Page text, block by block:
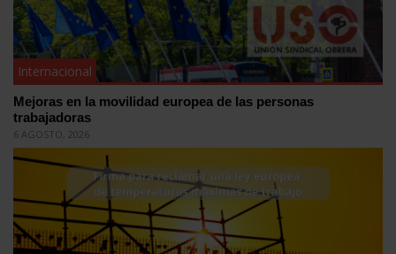
Internacional
Mejoras en la movilidad europea de las personas
trabajadoras
6 AGOSTO, 2026